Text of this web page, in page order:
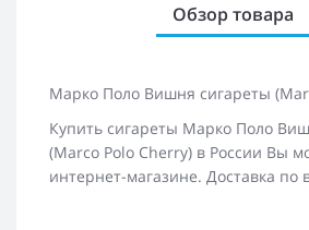
Обзор товара
Марко Поло Вишня сигареты
Купить сигареты Марко Поло
(Marco Polo Cherry) в России Вы
интернет-магазине. Доставка по